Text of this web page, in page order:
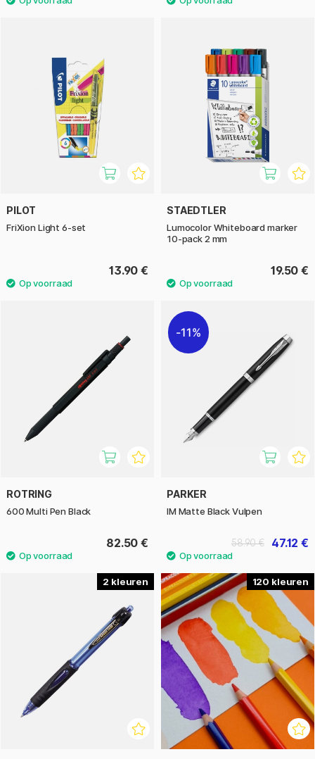
PILOT
FriXion Light 6-set
13.90 €
STAEDTLER
Lumocolor Whiteboard marker
10-pack 2 mm
19.50 €
ROTRING
600 Multi Pen Black
82.50 €
11%
PARKER
IM Matte Black Vulpen
47.12 €
58.90 €
2 120